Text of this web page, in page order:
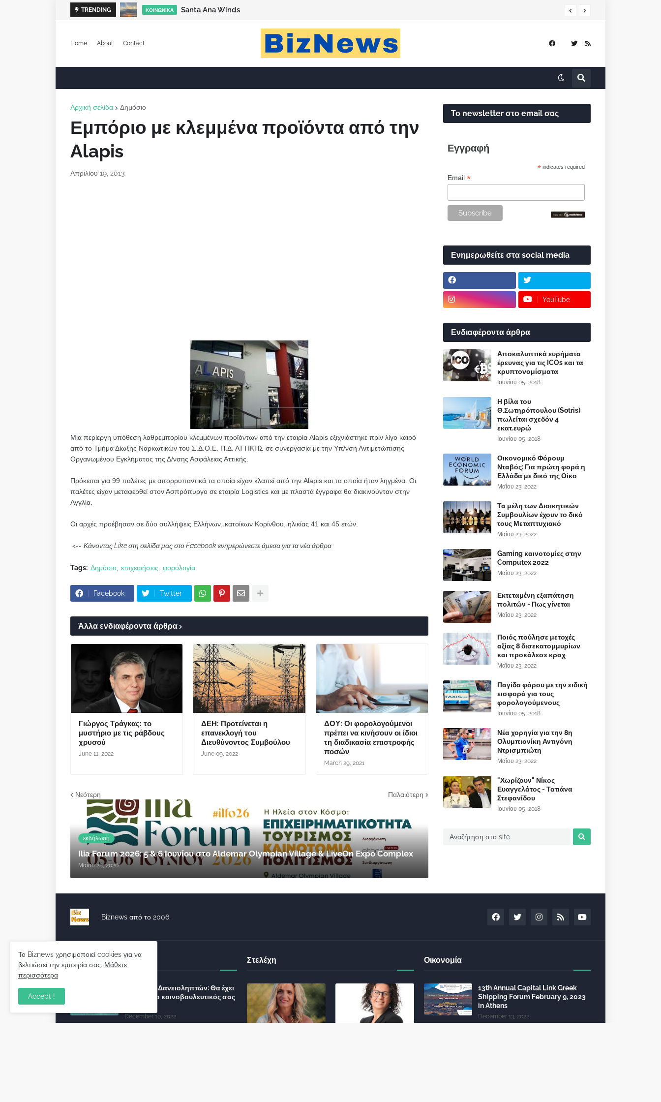
TRENDING ΚΟΙΝΩΝΙΚΆ Santa Ana Winds
Home About Contact
Αρχική σελίδα Δημόσιο
Εμπόριο με κλεμμένα προϊόντα από την
Alapis
Απριλίου 19, 2013
Μια περίεργη υπόθεση λαθρεμπορίου κλεμμένων προϊόντων από την εταιρία Alapis εξιχνιάστηκε πριν λίγο καιρό
από το Τμήμα Δίωξης Ναρκωτικών του Σ.Δ.Ο.Ε. Π.Δ. ΑΤΤΙΚΗΣ σε συνεργασία με την Υπ/νση Αντιμετώπισης
Οργανωμένου Εγκλήματος της Δ/νσης Ασφάλειας Αττικής.
Πρόκειται για 99 παλέτες με απορρυπαντικά τα οποία είχαν κλαπεί από την Alapis και τα οποία ήταν ληγμένα. Οι
παλέτες είχαν μεταφερθεί στον Ασπρόπυργο σε εταιρία Logistics και με πλαστά έγγραφα θα διακινούνταν στην
Αγγλία.
Οι αρχές προέβησαν σε δύο συλλήψεις Ελλήνων, κατοίκων Κορίνθου, ηλικίας 41 και 45 ετών.
<-- Κάνοντας Like στη σελίδα μας στο Facebook ενημερώνεστε άμεσα για τα νέα άρθρα
Tags: Δημόσιο επιχειρήσεις φορολογία
Facebook Twitter
Άλλα ενδιαφέροντα άρθρα
Γιώργος Τράγκας: το
μυστήριο με τις ράβδους
χρυσού
June 11, 2022
ΔΕΗ: Προτείνεται η
επανεκλογή του
Διευθύνοντος Συμβούλου
June 09, 2022
ΔΟΥ: Οι φορολογούμενοι
πρέπει να κινήσουν οι ίδιοι
τη διαδικασία επιστροφής
ποσών
March 29, 2021
Νεότερη Παλαιότερη
εκδήλωση
Ilia Forum 2026: 5 & 6 Ιουνίου στο Aldemar Olympian Village & LiveOn Expo Complex
Μαΐου 28, 2026
Το newsletter στο email σας
Εγγραφή
* indicates required
Email *
Ενημερωθείτε στα social media
YouTube
Ενδιαφέροντα άρθρα
Αποκαλυπτικά ευρήματα
έρευνας για τις ICOs και τα
κρυπτονομίσματα
Ιουνίου 05, 2018
Η βίλα του
Θ.Σωτηρόπουλου (Sotris)
πωλείται σχεδόν 4
εκατ.ευρώ
Ιουνίου 05, 2018
Οικονομικό Φόρουμ
Νταβός: Για πρώτη φορά η
Ελλάδα με δικό της Οίκο
Μαΐου 23, 2022
Τα μέλη των Διοικητικών
Συμβουλίων έχουν το δικό
τους Μεταπτυχιακό
Μαΐου 23, 2022
Gaming καινοτομίες στην
Computex 2022
Μαΐου 23, 2022
Εκτεταμένη εξαπάτηση
πολιτών - Πως γίνεται
Μαΐου 23, 2022
Ποιός πούλησε μετοχές
αξίας 8 δισεκατομμυρίων
και προκάλεσε κραχ
Μαΐου 23, 2022
Παγίδα φόρου με την ειδική
εισφορά για τους
φορολογούμενους
Ιουνίου 05, 2018
Νέα χορηγία για την 8η
Ολυμπιονίκη Αντιγόνη
Ντρισμπιώτη
Μαΐου 23, 2022
"Χωρίζουν" Νίκος
Ευαγγελάτος - Τατιάνα
Στεφανίδου
Ιουνίου 05, 2018
Biznews από το 2006.
Απόψεις
Σύλλογος Δανειοληπτών: Θα έχει
συνέχεια ο κοινοβουλευτικός σας
December 10, 2022
Στελέχη Οικονομία
13th Annual Capital Link Greek
Shipping Forum February 9, 2023
in Athens
December 13, 2022
Το Biznews χρησιμοποιεί cookies για να
βελτιώσει την εμπειρία σας. Μάθετε
περισσότερα
Accept !